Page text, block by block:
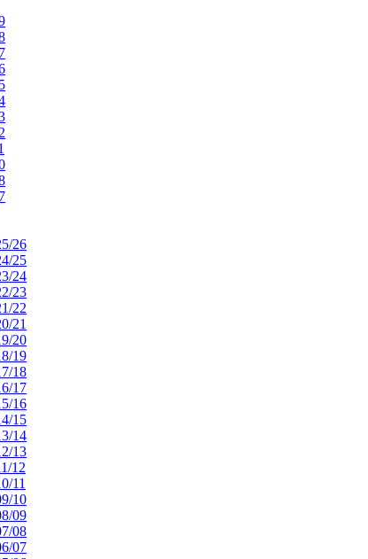
26
25
24
23
22
21
20
19
18
17
16
15
14
13
12
11
10
09
08
07